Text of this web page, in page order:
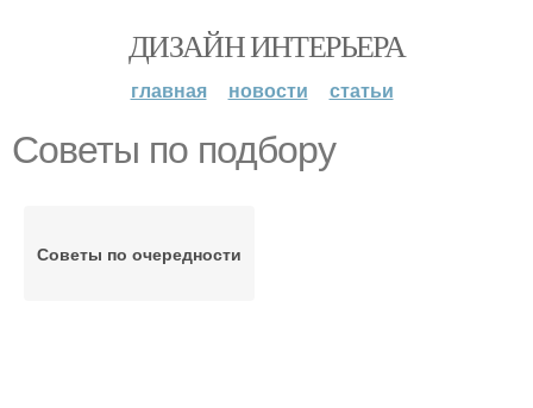
ДИЗАЙН ИНТЕРЬЕРА
главная новости статьи
Советы по подбору
Советы по очередности